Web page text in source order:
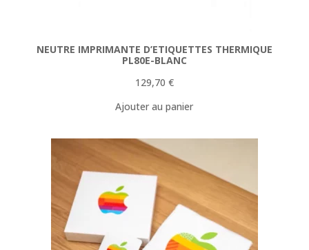
NEUTRE IMPRIMANTE D’ETIQUETTES THERMIQUE
PL80E-BLANC
129,70 €
Ajouter au panier